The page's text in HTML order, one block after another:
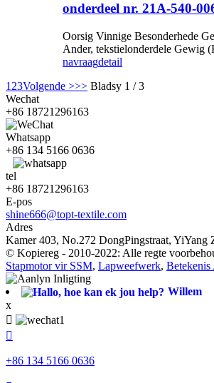
onderdeel nr. 21A-540-
Oorsig Vinnige Besonderhede
Ander, tekstielonderdele Gewig
navraagdetail
1 23Volgende >>> Bladsy 1 / 3
Wechat
+86 18721296163
Whatsapp
+86 134 5166 0636
tel
+86 18721296163
E-pos
shine666@topt-textile.com
Adres
Kamer 403, No.272 DongPingstraat, YiYang
© Kopiereg - 2010-2022: Alle regte
Stapmotor vir SSM, Lapweefwerk,
Willem
x


+86 134 5166 0636